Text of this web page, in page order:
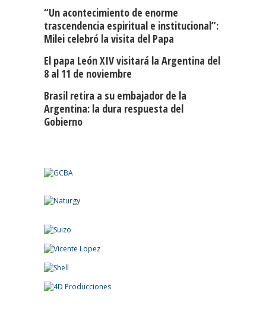
“Un acontecimiento de enorme
trascendencia espiritual e institucional”:
Milei celebró la visita del Papa
El papa León XIV visitará la Argentina del
8 al 11 de noviembre
Brasil retira a su embajador de la
Argentina: la dura respuesta del
Gobierno